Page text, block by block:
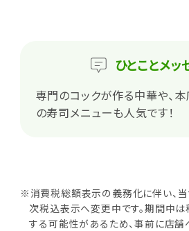
ひとことメッ
専門のコックが作る中華や、本
の寿司メニューも人気です！
※消費税総額表示の義務化に伴い、
次税込表示へ変更中です。期間中
する可能性があるため、事前に店舗